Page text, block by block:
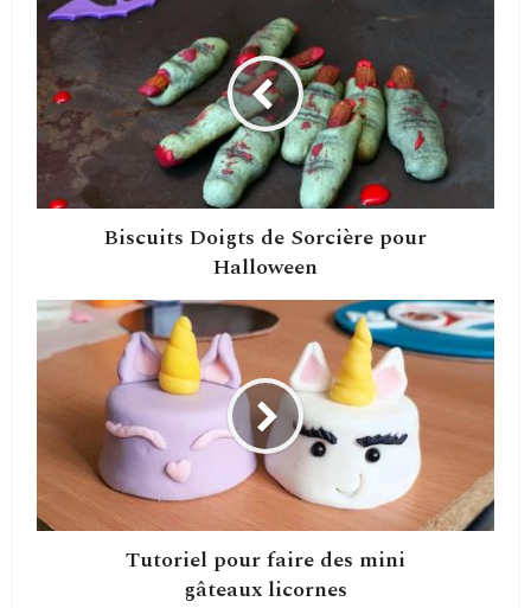
Biscuits Doigts de Sorcière pour
Halloween
Tutoriel pour faire des mini
gâteaux licornes